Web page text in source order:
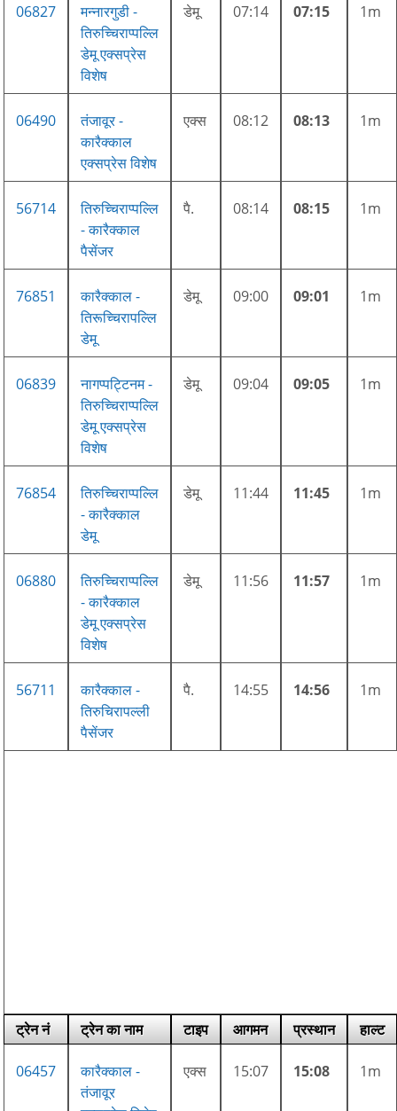
06827
मन्नारगुडी -
तिरुच्चिराप्पल्लि
डेमू एक्सप्रेस
विशेष
डेमू 07:14 07:15 1m
06490
तंजावूर -
कारैक्काल
एक्सप्रेस विशेष
एक्स 08:12 08:13 1m
56714
तिरुच्चिराप्पल्लि
- कारैक्काल
पैसेंजर
पै. 08:14 08:15 1m
76851
कारैक्काल -
तिरूच्चिरापल्लि
डेमू
डेमू 09:00 09:01 1m
06839
नागप्पट्टिनम -
तिरुच्चिराप्पल्लि
डेमू एक्सप्रेस
विशेष
डेमू 09:04 09:05 1m
76854
तिरुच्चिराप्पल्लि
- कारैक्काल
डेमू
डेमू 11:44 11:45 1m
06880
तिरुच्चिराप्पल्लि
- कारैक्काल
डेमू एक्सप्रेस
विशेष
डेमू 11:56 11:57 1m
56711
कारैक्काल -
तिरुचिरापल्ली
पैसेंजर
पै. 14:55 14:56 1m
ट्रेन नं ट्रेन का नाम टाइप आगमन प्रस्थान हाल्ट
06457
कारैक्काल -
तंजावूर
एक्स 15:07 15:08 1m